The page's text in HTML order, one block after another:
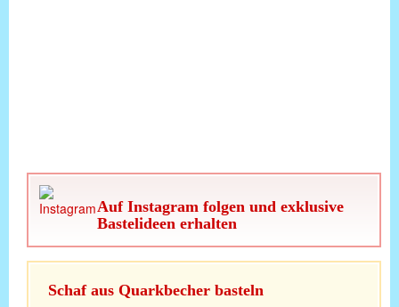
Auf Instagram folgen und exklusive
Bastelideen erhalten
Schaf aus Quarkbecher basteln